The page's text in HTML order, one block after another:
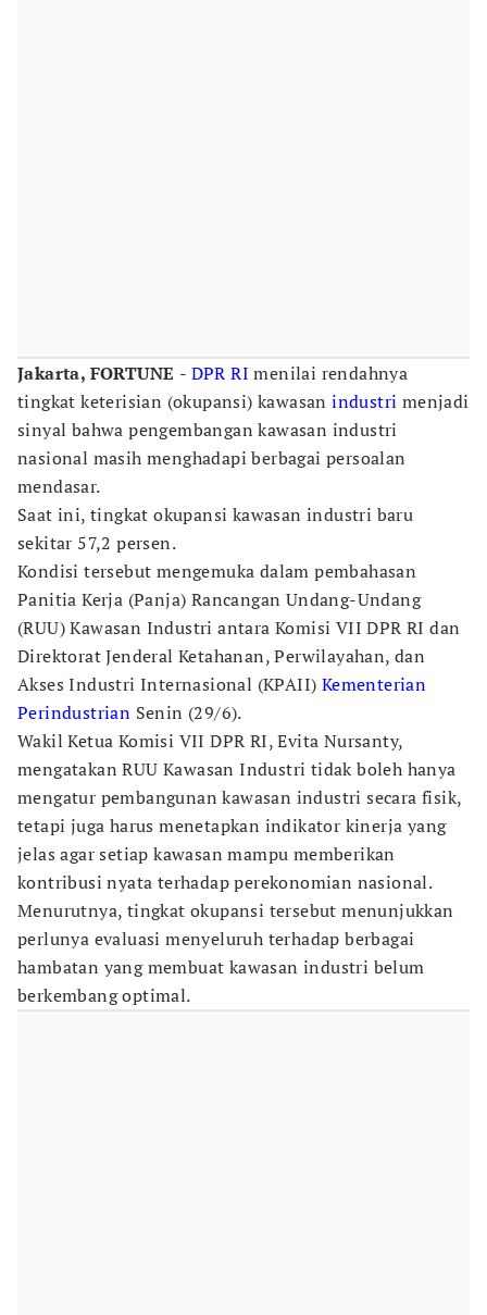
Jakarta, FORTUNE - DPR RI menilai rendahnya
tingkat keterisian (okupansi) kawasanindustri menjadi
sinyal bahwa pengembangan kawasan industri
nasional masih menghadapi berbagai persoalan
mendasar.
Saat ini, tingkat okupansi kawasan industri baru
sekitar 57,2 persen.
Kondisi tersebut mengemuka dalam pembahasan
Panitia Kerja (Panja) Rancangan Undang-Undang
(RUU) Kawasan Industri antara Komisi VII DPR RI dan
Direktorat Jenderal Ketahanan, Perwilayahan, dan
Akses Industri Internasional (KPAII) Kementerian
Perindustrian Senin (29/6).
Wakil Ketua Komisi VII DPR RI, Evita Nursanty,
mengatakan RUU Kawasan Industri tidak boleh hanya
mengatur pembangunan kawasan industri secara fisik,
tetapi juga harus menetapkan indikator kinerja yang
jelas agar setiap kawasan mampu memberikan
kontribusi nyata terhadap perekonomian nasional.
Menurutnya, tingkat okupansi tersebut menunjukkan
perlunya evaluasi menyeluruh terhadap berbagai
hambatan yang membuat kawasan industri belum
berkembang optimal.